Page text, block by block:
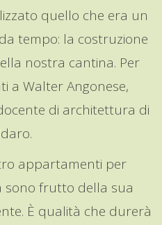
quello che era un
tempo: la costruzione
nostra cantina. Per
a Walter Angonese,
di architettura di
appartamenti per
sono frutto della sua
È qualità che durerà